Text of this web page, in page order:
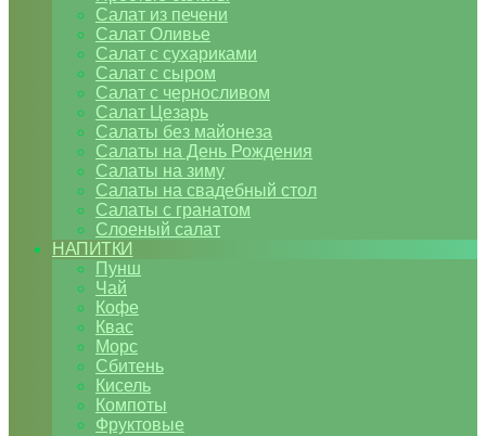
Салат из печени
Салат Оливье
Салат с сухариками
Салат с сыром
Салат с черносливом
Салат Цезарь
Салаты без майонеза
Салаты на День Рождения
Салаты на зиму
Салаты на свадебный стол
Салаты с гранатом
Слоеный салат
НАПИТКИ
Пунш
Чай
Кофе
Квас
Морс
Сбитень
Кисель
Компоты
Фруктовые